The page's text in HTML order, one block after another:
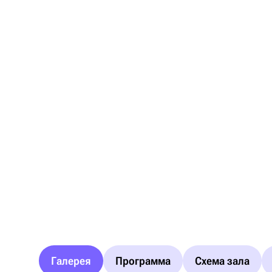
Галерея Программа Схема зала